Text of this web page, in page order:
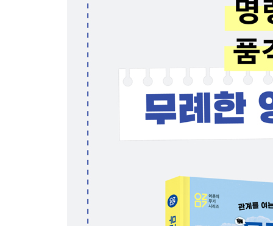
4. 사회생활에 유용한 경조사 표현
5. Shall 할까요?
6. 과거 시제 공손 용법
7. 메시지 사이사이에 넣는 전환 표현
8. 누군가의 말을 끊어야 할 때
에필로그